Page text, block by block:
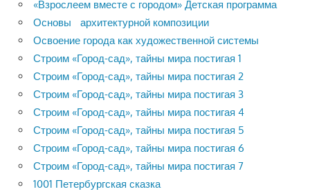
«Взрослеем вместе с городом» Детская программа
Основы архитектурной композиции
Освоение города как художественной системы
Строим «Город-сад», тайны мира постигая 1
Строим «Город-сад», тайны мира постигая 2
Строим «Город-сад», тайны мира постигая 3
Строим «Город-сад», тайны мира постигая 4
Строим «Город-сад», тайны мира постигая 5
Строим «Город-сад», тайны мира постигая 6
Строим «Город-сад», тайны мира постигая 7
1001 Петербургская сказка